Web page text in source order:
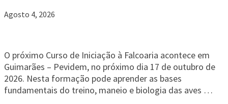
Agosto 4, 2026
O próximo Curso de Iniciação à Falcoaria acontece em
Guimarães – Pevidem, no próximo dia 17 de outubro de
2026. Nesta formação pode aprender as bases
fundamentais do treino, maneio e biologia das aves …